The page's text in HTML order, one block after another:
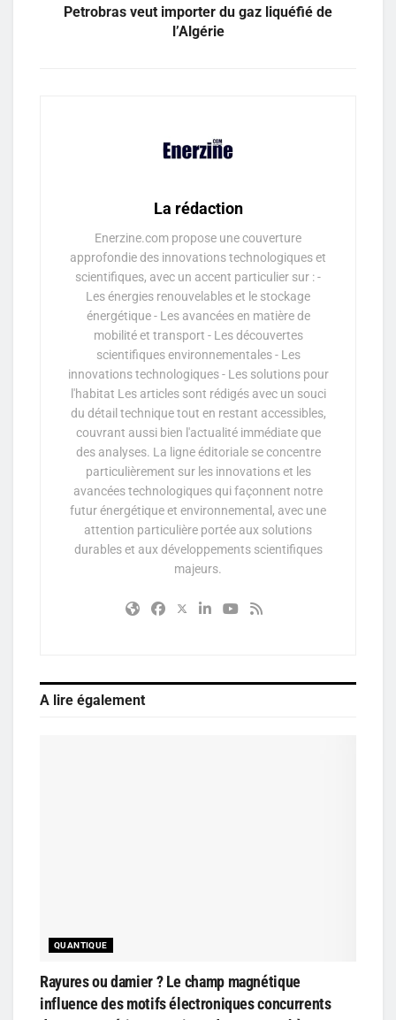
Petrobras veut importer du gaz liquéfié de
l’Algérie
La rédaction
Enerzine.com propose une couverture
approfondie des innovations technologiques et
scientifiques, avec un accent particulier sur : -
Les énergies renouvelables et le stockage
énergétique - Les avancées en matière de
mobilité et transport - Les découvertes
scientifiques environnementales - Les
innovations technologiques - Les solutions pour
l'habitat Les articles sont rédigés avec un souci
du détail technique tout en restant accessibles,
couvrant aussi bien l'actualité immédiate que
des analyses. La ligne éditoriale se concentre
particulièrement sur les innovations et les
avancées technologiques qui façonnent notre
futur énergétique et environnemental, avec une
attention particulière portée aux solutions
durables et aux développements scientifiques
majeurs.
A lire également
QUANTIQUE
Rayures ou damier ? Le champ magnétique
influence des motifs électroniques concurrents